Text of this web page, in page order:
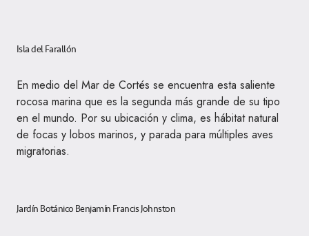
Isla del Farallón
En medio del Mar de Cortés se encuentra esta saliente
rocosa marina que es la segunda más grande de su tipo
en el mundo. Por su ubicación y clima, es hábitat natural
de focas y lobos marinos, y parada para múltiples aves
migratorias.
Jardín Botánico Benjamín Francis Johnston